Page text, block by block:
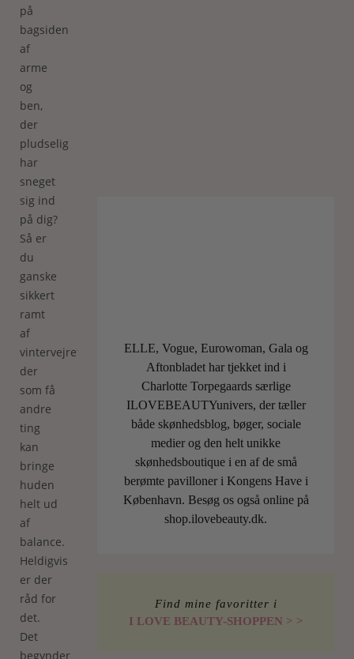
på
bagsiden
af
arme
og
ben,
der
pludselig
har
sneget
sig ind
på dig?
Så er
du
ganske
sikkert
ramt
af
vintervejret,
der
som få
andre
ting
kan
bringe
huden
helt ud
af
balance.
Heldigvis
er der
råd for
det.
Det
begynder
ELLE, Vogue, Eurowoman, Gala og
Aftonbladet har tjekket ind i
Charlotte Torpegaards særlige
ILOVEBEAUTYunivers, der tæller
både skønhedsblog, bøger, sociale
medier og den helt unikke
skønhedsboutique i en af de små
berømte pavilloner i Kongens Have i
København. Besøg os også online på
shop.ilovebeauty.dk.
Find mine favoritter i
I LOVE BEAUTY-SHOPPEN > >